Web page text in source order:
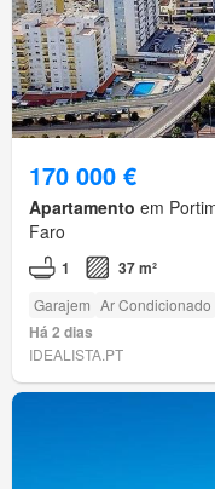
170 000 €
Apartamento em
Faro
1 37 m²
Garajem Ar Condicionado
Há 2 dias
IDEALISTA.PT